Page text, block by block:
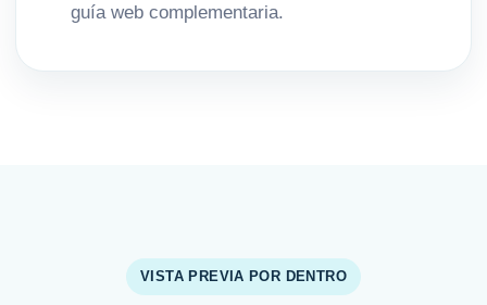
guía web complementaria.
VISTA PREVIA POR DENTRO